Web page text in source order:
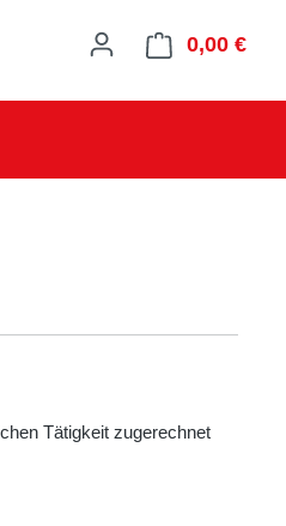
0,00 €
Tätigkeit zugerechnet